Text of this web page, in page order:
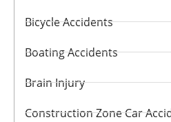
Bicycle Accidents
Boating Accidents
Brain Injury
Construction Zone Car